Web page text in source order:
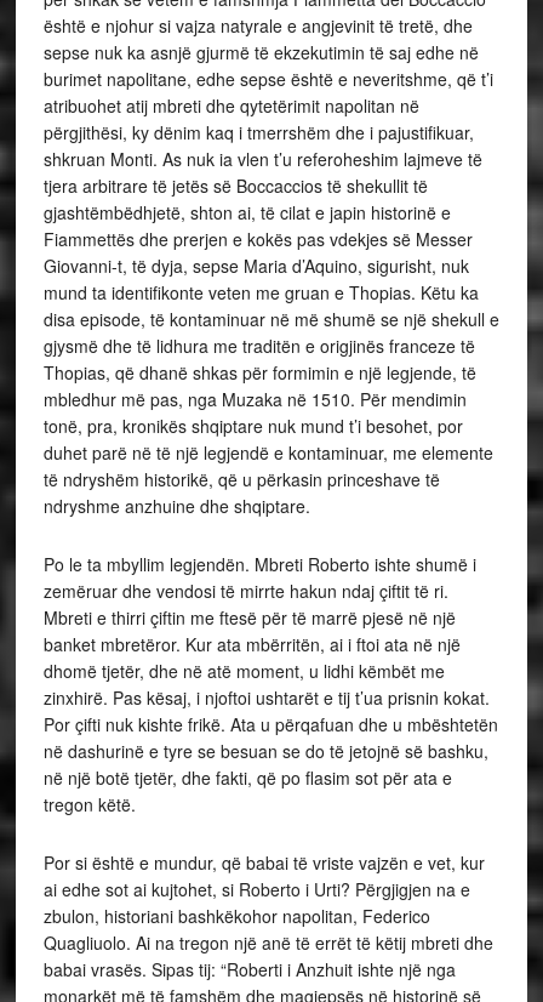
është e njohur si vajza natyrale e angjevinit të tretë, dhe
sepse nuk ka asnjë gjurmë të ekzekutimin të saj edhe në
burimet napolitane, edhe sepse është e neveritshme, që t’i
atribuohet atij mbreti dhe qytetërimit napolitan në
përgjithësi, ky dënim kaq i tmerrshëm dhe i pajustifikuar,
shkruan Monti. As nuk ia vlen t’u referoheshim lajmeve të
tjera arbitrare të jetës së Boccaccios të shekullit të
gjashtëmbëdhjetë, shton ai, të cilat e japin historinë e
Fiammettës dhe prerjen e kokës pas vdekjes së Messer
Giovanni-t, të dyja, sepse Maria d’Aquino, sigurisht, nuk
mund ta identifikonte veten me gruan e Thopias. Këtu ka
disa episode, të kontaminuar në më shumë se një shekull e
gjysmë dhe të lidhura me traditën e origjinës franceze të
Thopias, që dhanë shkas për formimin e një legjende, të
mbledhur më pas, nga Muzaka në 1510. Për mendimin
tonë, pra, kronikës shqiptare nuk mund t’i besohet, por
duhet parë në të një legjendë e kontaminuar, me elemente
të ndryshëm historikë, që u përkasin princeshave të
ndryshme anzhuine dhe shqiptare.
Po le ta mbyllim legjendën. Mbreti Roberto ishte shumë i
zemëruar dhe vendosi të mirrte hakun ndaj çiftit të ri.
Mbreti e thirri çiftin me ftesë për të marrë pjesë në një
banket mbretëror. Kur ata mbërritën, ai i ftoi ata në një
dhomë tjetër, dhe në atë moment, u lidhi këmbët me
zinxhirë. Pas kësaj, i njoftoi ushtarët e tij t’ua prisnin kokat.
Por çifti nuk kishte frikë. Ata u përqafuan dhe u mbështetën
në dashurinë e tyre se besuan se do të jetojnë së bashku,
në një botë tjetër, dhe fakti, që po flasim sot për ata e
tregon këtë.
Por si është e mundur, që babai të vriste vajzën e vet, kur
ai edhe sot ai kujtohet, si Roberto i Urti? Përgjigjen na e
zbulon, historiani bashkëkohor napolitan, Federico
Quagliuolo. Ai na tregon një anë të errët të këtij mbreti dhe
babai vrasës. Sipas tij: “Roberti i Anzhuit ishte një nga
monarkët më të famshëm dhe magjepsës në historinë së